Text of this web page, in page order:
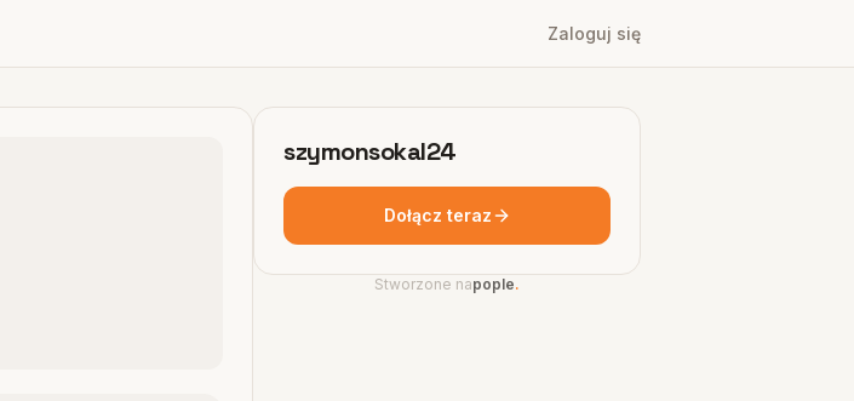
Zaloguj się
szymonsokal24
Dołącz teraz
Stworzone napople.